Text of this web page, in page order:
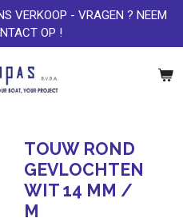
VERKOOP - VRAGEN ? NEEM
OP !
TOUW ROND
GEVLOCHTEN
WIT 14 MM /
M